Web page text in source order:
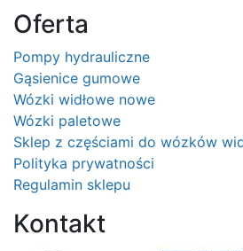
Oferta
Pompy hydrauliczne
Gąsienice gumowe
Wózki widłowe nowe
Wózki paletowe
Sklep z częściami do wózków
Polityka prywatności
Regulamin sklepu
Kontakt